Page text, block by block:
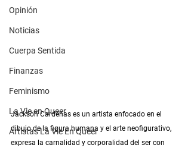
Opinión
Noticias
Cuerpa Sentida
Finanzas
Feminismo
La Vie en Queer
Artistas La Vie En Queer
Jackson Cardenas es un artista enfocado en el
dibujo de la figura humana y el arte neofigurativo,
expresa la carnalidad y corporalidad del ser con